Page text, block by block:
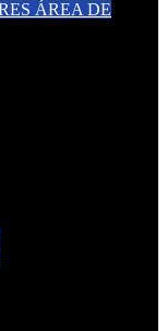
ÁREA DE